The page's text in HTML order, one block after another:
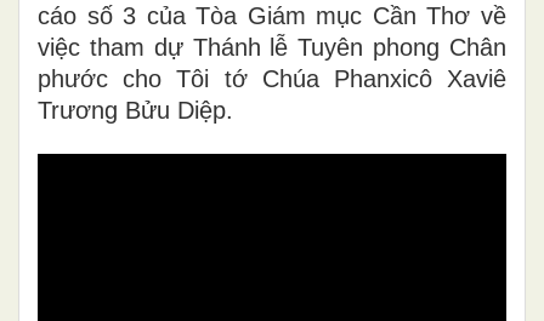
cáo số 3 của Tòa Giám mục Cần Thơ về
việc tham dự Thánh lễ Tuyên phong Chân
phước cho Tôi tớ Chúa Phanxicô Xaviê
Trương Bửu Diệp.